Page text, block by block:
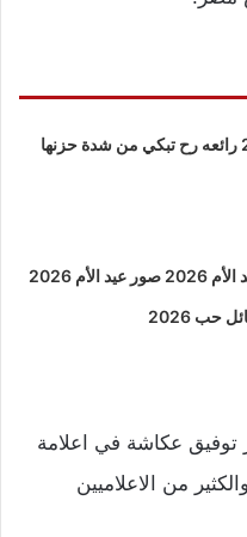
اغاني حزينة 2027 رائعه رح تبكي من شدة حزنها
عيد الأم رسائل عيد الأم 2026 صور عيد الأم 2026
حب 2026
توفيق عكاشة في اعلامة
من الاعلاميين